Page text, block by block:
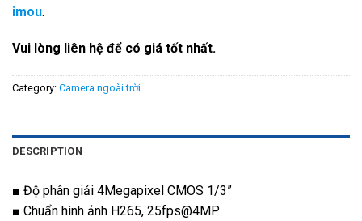
imou.
Vui lòng liên hệ để có giá tốt nhất.
Category: Camera ngoài trời
DESCRIPTION
■ Độ phân giải 4Megapixel CMOS 1/3”
■ Chuẩn hình ảnh H265, 25fps@4MP